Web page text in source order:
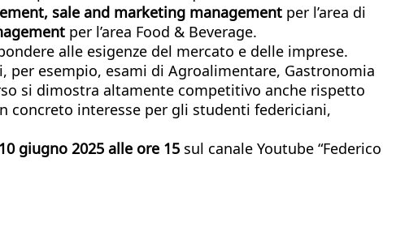
sale and marketing management per l’area di
per l’area Food & Beverage.
alle esigenze del mercato e delle imprese.
esempio, esami di Agroalimentare, Gastronomia
si dimostra altamente competitivo anche rispetto
concreto interesse per gli studenti federiciani,
10 giugno 2025 alle ore 15 sul canale Youtube “Federico